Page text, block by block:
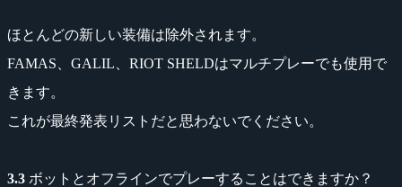
ほとんどの新しい装備は除外されます。
FAMAS、GALIL、RIOT SHELDはマルチプレーでも使用で
きます。
これが最終発表リストだと思わないでください。
3.3 ボットとオフラインでプレーすることはできますか？